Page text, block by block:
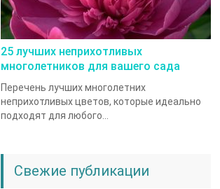
25 лучших неприхотливых
многолетников для вашего сада
Перечень лучших многолетних
неприхотливых цветов, которые идеально
подходят для любого...
Свежие публикации